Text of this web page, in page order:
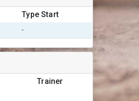
Type Start
-
Trainer